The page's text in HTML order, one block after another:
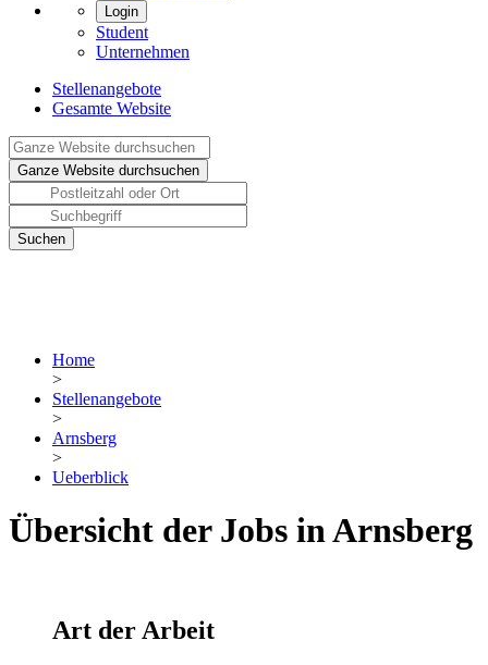
Login
Student
Unternehmen
Stellenangebote
Gesamte Website
Home
>
Stellenangebote
>
Arnsberg
>
Ueberblick
Übersicht der Jobs in Arnsberg
Art der Arbeit